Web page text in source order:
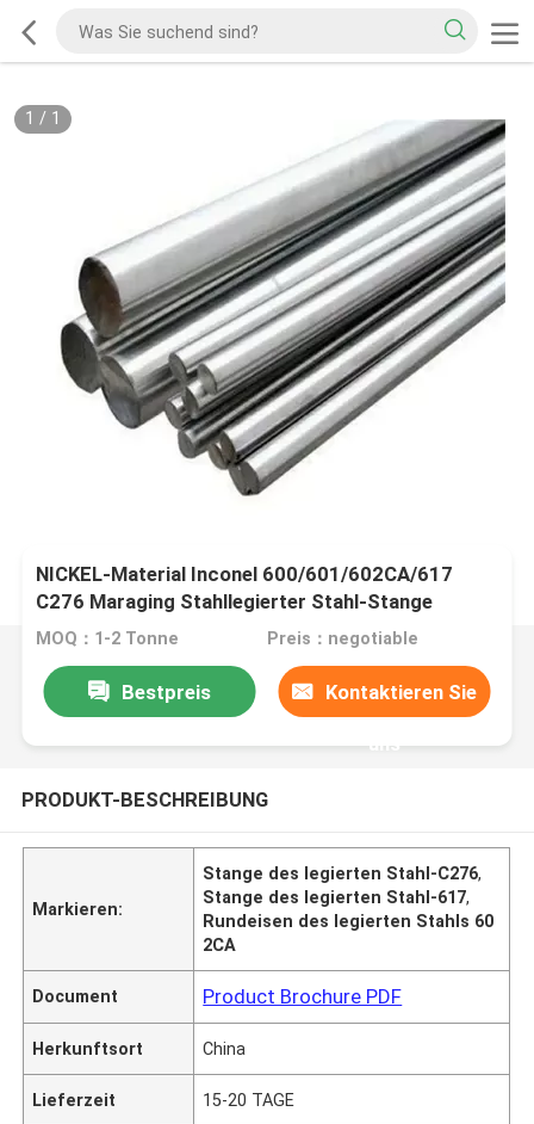
1 / 1
NICKEL-Material Inconel 600/601/602CA/617
C276 Maraging Stahllegierter Stahl-Stange
MOQ：1-2 Tonne Preis：negotiable
Bestpreis Kontaktieren Sie
uns
PRODUKT-BESCHREIBUNG
Markieren:
Stange des legierten Stahl-C276,
Stange des legierten Stahl-617,
Rundeisen des legierten Stahls 60
2CA
Document Product Brochure PDF
Herkunftsort China
Lieferzeit 15-20 TAGE